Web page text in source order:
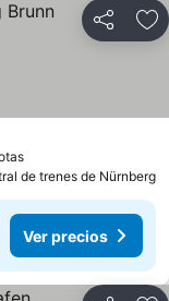
Compartir
de trenes de Nürnberg
Ver precios